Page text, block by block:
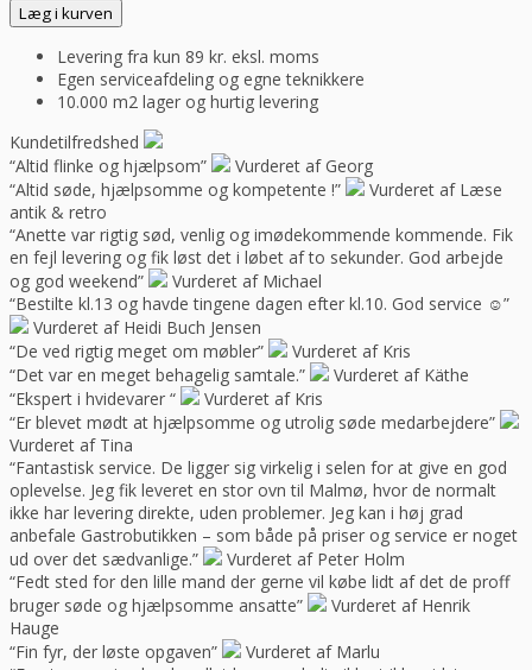
Læg i kurven
Levering fra kun 89 kr. eksl. moms
Egen serviceafdeling og egne teknikkere
10.000 m2 lager og hurtig levering
Kundetilfredshed
“Altid flinke og hjælpsom”
Vurderet af Georg
“Altid søde, hjælpsomme og kompetente !”
Vurderet af Læse
antik & retro
“Anette var rigtig sød, venlig og imødekommende kommende. Fik
en fejl levering og fik løst det i løbet af to sekunder. God arbejde
og god weekend”
Vurderet af Michael
“Bestilte kl.13 og havde tingene dagen efter kl.10. God service ☺”
Vurderet af Heidi Buch Jensen
“De ved rigtig meget om møbler”
Vurderet af Kris
“Det var en meget behagelig samtale.”
Vurderet af Käthe
“Ekspert i hvidevarer “
Vurderet af Kris
“Er blevet mødt at hjælpsomme og utrolig søde medarbejdere”
Vurderet af Tina
“Fantastisk service. De ligger sig virkelig i selen for at give en god
oplevelse. Jeg fik leveret en stor ovn til Malmø, hvor de normalt
ikke har levering direkte, uden problemer. Jeg kan i høj grad
anbefale Gastrobutikken – som både på priser og service er noget
ud over det sædvanlige.”
Vurderet af Peter Holm
“Fedt sted for den lille mand der gerne vil købe lidt af det de proff
bruger søde og hjælpsomme ansatte”
Vurderet af Henrik
Hauge
“Fin fyr, der løste opgaven”
Vurderet af Marlu